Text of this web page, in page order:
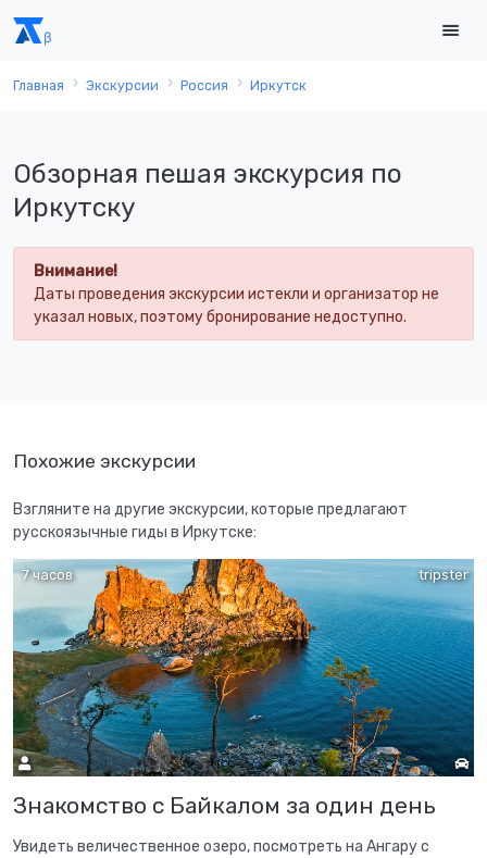
Главная Экскурсии Россия Иркутск
Обзорная пешая экскурсия по
Иркутску
Внимание!
Даты проведения экскурсии истекли и организатор не
указал новых, поэтому бронирование недоступно.
Похожие экскурсии
Взгляните на другие экскурсии, которые предлагают
русскоязычные гиды в Иркутске:
tripster
7 часов
Знакомство с Байкалом за один день
Увидеть величественное озеро, посмотреть на Ангару с